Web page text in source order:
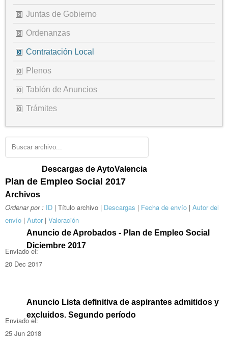
Juntas de Gobierno
Ordenanzas
Contratación Local
Plenos
Tablón de Anuncios
Trámites
Descargas de AytoValencia
Plan de Empleo Social 2017
Archivos
Ordenar por : ID | Título archivo | Descargas | Fecha de envío | Autor del
envío | Autor| Valoración
Anuncio de Aprobados - Plan de Empleo Social
Diciembre 2017
Enviado el:
20 Dec 2017
Anuncio Lista definitiva de aspirantes admitidos y
excluidos. Segundo período
Enviado el:
25 Jun 2018